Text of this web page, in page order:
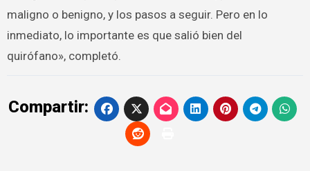
maligno o benigno, y los pasos a seguir. Pero en lo
inmediato, lo importante es que salió bien del
quirófano», completó.
Compartir: